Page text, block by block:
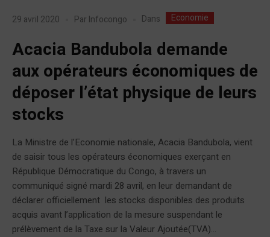
29 avril 2020 Par Infocongo Dans Economie
Acacia Bandubola demande
aux opérateurs économiques de
déposer l’état physique de leurs
stocks
La Ministre de l’Economie nationale, Acacia Bandubola, vient
de saisir tous les opérateurs économiques exerçant en
République Démocratique du Congo, à travers un
communiqué signé mardi 28 avril, en leur demandant de
déclarer officiellement les stocks disponibles des produits
acquis avant l’application de la mesure suspendant le
prélèvement de la Taxe sur la Valeur Ajoutée(TVA)...